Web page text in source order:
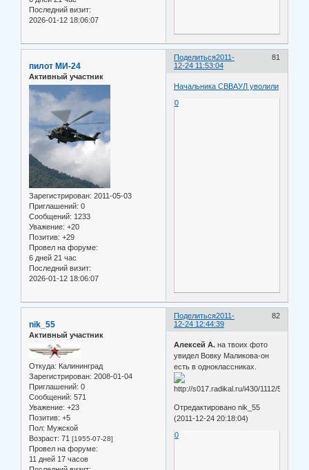
Последний визит:
2026-01-12 18:06:07
Поделиться 81
2011-
12-24 11:53:04
пилот МИ-24
Активный участник
Зарегистрирован: 2011-05-03
Приглашений: 0
Сообщений: 1233
Уважение: +20
Позитив: +29
Провел на форуме:
6 дней 21 час
Последний визит:
2026-01-12 18:06:07
Начальника СВВАУЛ уволили
0
Поделиться 82
2011-
12-24 12:44:39
nik_55
Активный участник
Откуда: Калининград
Зарегистрирован: 2008-01-04
Приглашений: 0
Сообщений: 571
Уважение: +23
Позитив: +5
Пол: Мужской
Возраст: 71 [1955-07-28]
Провел на форуме:
11 дней 17 часов
Алексей А. на твоих фото
увидел Вовку Маликова-он
есть в одноклассниках.
Отредактировано nik_55
(2011-12-24 20:18:04)
0